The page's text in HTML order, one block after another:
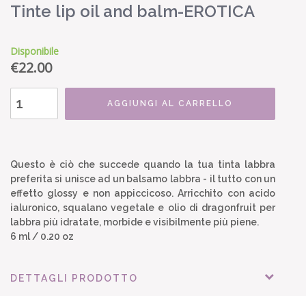
Tinte lip oil and balm-EROTICA
Disponibile
€22.00
AGGIUNGI AL CARRELLO
Questo è ciò che succede quando la tua tinta labbra
preferita si unisce ad un balsamo labbra - il tutto con un
effetto glossy e non appiccicoso. Arricchito con acido
ialuronico, squalano vegetale e olio di dragonfruit per
labbra più idratate, morbide e visibilmente più piene.
6 ml / 0.20 oz
DETTAGLI PRODOTTO